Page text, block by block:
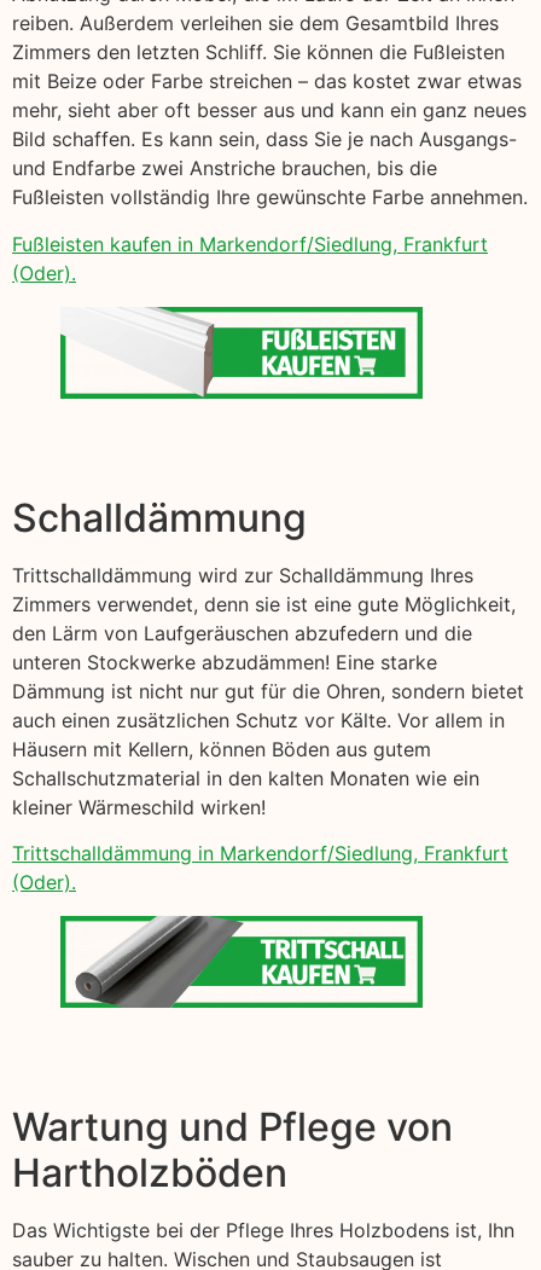
reiben. Außerdem verleihen sie dem Gesamtbild Ihres
Zimmers den letzten Schliff. Sie können die Fußleisten
mit Beize oder Farbe streichen – das kostet zwar etwas
mehr, sieht aber oft besser aus und kann ein ganz neues
Bild schaffen. Es kann sein, dass Sie je nach Ausgangs-
und Endfarbe zwei Anstriche brauchen, bis die
Fußleisten vollständig Ihre gewünschte Farbe annehmen.
Fußleisten kaufen in Markendorf/Siedlung, Frankfurt
(Oder).
Schalldämmung
Trittschalldämmung wird zur Schalldämmung Ihres
Zimmers verwendet, denn sie ist eine gute Möglichkeit,
den Lärm von Laufgeräuschen abzufedern und die
unteren Stockwerke abzudämmen! Eine starke
Dämmung ist nicht nur gut für die Ohren, sondern bietet
auch einen zusätzlichen Schutz vor Kälte. Vor allem in
Häusern mit Kellern, können Böden aus gutem
Schallschutzmaterial in den kalten Monaten wie ein
kleiner Wärmeschild wirken!
Trittschalldämmung in Markendorf/Siedlung, Frankfurt
(Oder).
Wartung und Pflege von
Hartholzböden
Das Wichtigste bei der Pflege Ihres Holzbodens ist, Ihn
sauber zu halten. Wischen und Staubsaugen ist